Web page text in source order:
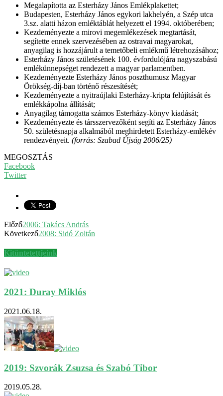
Megalapította az Esterházy János Emlékplakettet;
Budapesten, Esterházy János egykori lakhelyén, a Szép utca
3.sz. alatti házon emléktáblát helyezett el 1994. októberében;
Kezdeményezte a mirovi megemlékezések megtartását,
segítette ennek szervezésében az ostravai magyarokat,
anyagilag is hozzájárult a temetőbeli emlékmű létrehozásához;
Esterházy János születésének 100. évfordulójára nagyszabású
emlékünnepséget rendezett a magyar parlamentben.
Kezdeményezte Esterházy János poszthumusz Magyar
Örökség-díj-ban történő részesítését;
Kezdeményezte a nyitraújlaki Esterházy-kripta felújítását és
emlékkápolna állítását;
Anyagilag támogatta számos Esterházy-könyv kiadását;
Kezdeményezte és társszervezőként segíti az Esterházy János
50. születésnapja alkalmából meghirdetett Esterházy-emlékév
rendezvényeit. (forrás: Szabad Újság 2006/25)
MEGOSZTÁS
Facebook
Twitter
Előző2006: Takács András
Következő2008: Sidó Zoltán
Kitüntetettjeink
2021: Duray Miklós
2021.06.18.
2019: Szvorák Zsuzsa és Szabó Tibor
2019.05.28.